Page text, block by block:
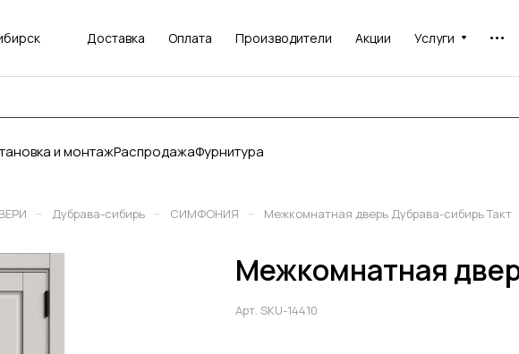
Доставка Оплата Производители Акции Услуги
и монтажРаспродажаФурнитура
– Дубрава-сибирь – СИМФОНИЯ – Межкомнатная дверь Дубрава-сибирь Такт
Межкомнатная
Арт. SKU-14410